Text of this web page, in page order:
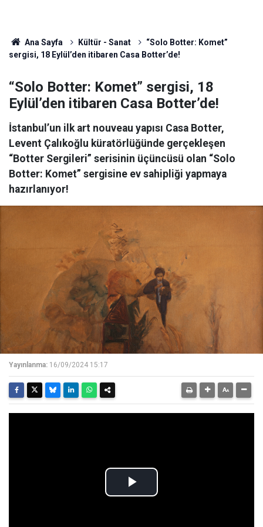
Ana Sayfa Kültür - Sanat
“Solo Botter: Komet”
sergisi, 18 Eylül’den itibaren Casa Botter’de!
“Solo Botter: Komet” sergisi, 18
Eylül’den itibaren Casa Botter’de!
İstanbul’un ilk art nouveau yapısı Casa Botter,
Levent Çalıkoğlu küratörlüğünde gerçekleşen
“Botter Sergileri” serisinin üçüncüsü olan “Solo
Botter: Komet” sergisine ev sahipliği yapmaya
hazırlanıyor!
Yayınlanma: 16/09/2024 15:17